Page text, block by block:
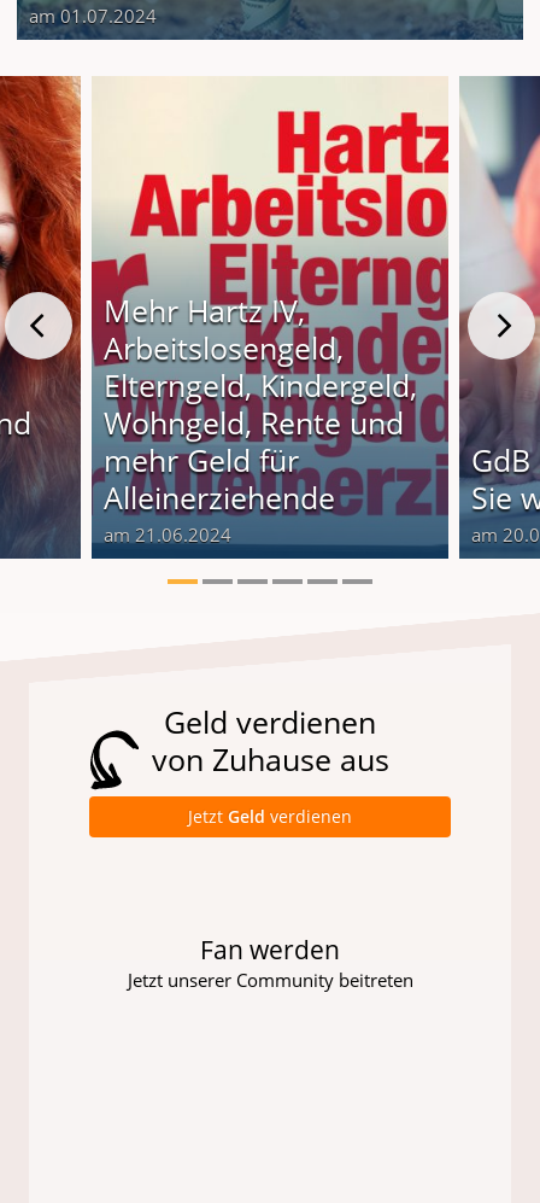
am 01.07.2024
Mehr Hartz IV,
Arbeitslosengeld,
Elterngeld, Kindergeld,
Wohngeld, Rente und
mehr Geld für
Alleinerziehende
am 21.06.2024
Sie
am
Geld verdienen
von Zuhause aus
Jetzt Geld verdienen
Fan werden
Jetzt unserer Community beitreten